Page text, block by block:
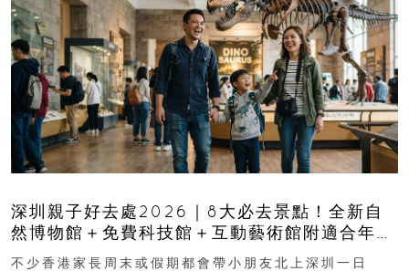
深圳親子好去處2026｜8大必去景點！全新自
然博物館＋免費科技館＋互動藝術館附適合年
齡、交通、門票、開放時間
不少香港家長周末或假期都會帶小朋友北上深圳一日